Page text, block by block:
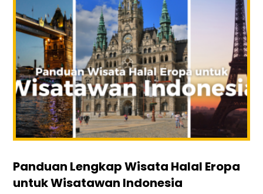
Panduan Lengkap Wisata Halal Eropa
untuk Wisatawan Indonesia